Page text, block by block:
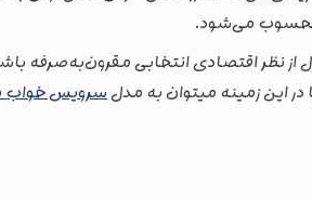
محسوب می‌شود.
تولد تا 2 سالگی نیز باعث شده این محصول از نظر اقتصادی
این زمینه میتوان به مدلسرویس خواب